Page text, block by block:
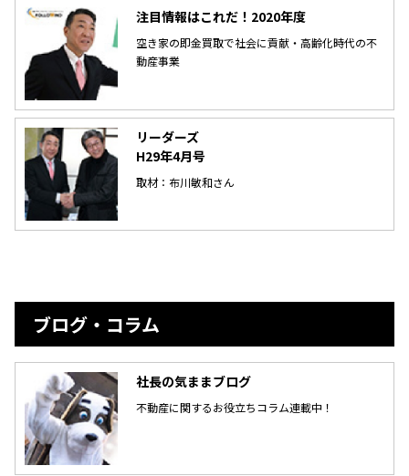
注目情報はこれだ！2020年度
空き家の即金買取で社会に貢献・高齢化時代の不
動産事業
リーダーズ
H29年4月号
取材：布川敏和さん
ブログ・コラム
社長の気ままブログ
不動産に関するお役立ちコラム連載中！